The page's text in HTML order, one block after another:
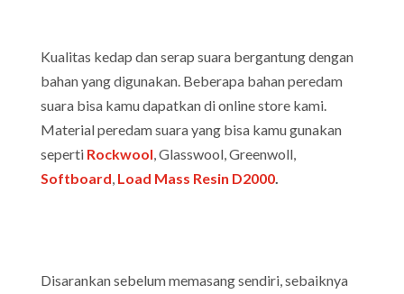
Kualitas kedap dan serap suara bergantung dengan
bahan yang digunakan. Beberapa bahan peredam
suara bisa kamu dapatkan di online store kami.
Material peredam suara yang bisa kamu gunakan
seperti Rockwool , Glasswool, Greenwoll,
Softboard Load Mass Resin D2000.
Disarankan sebelum memasang sendiri, sebaiknya